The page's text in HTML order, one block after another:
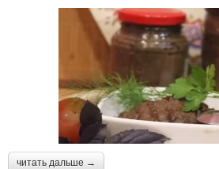
читать дальше →